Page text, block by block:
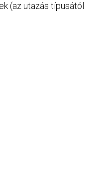
(az utazás típusától